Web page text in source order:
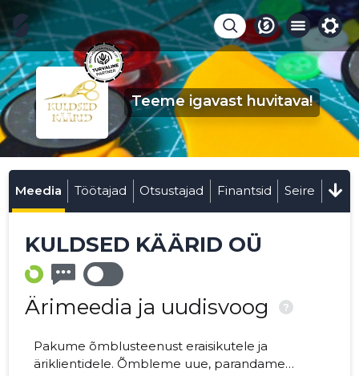
Teeme igavast huvitava!
Meedia Töötajad Otsustajad Finantsid Seire
KULDSED KÄÄRID OÜ
Ärimeedia ja uudisvoog ?
Pakume õmblusteenust eraisikutele ja
äriklientidele. Õmbleme uue, parandame